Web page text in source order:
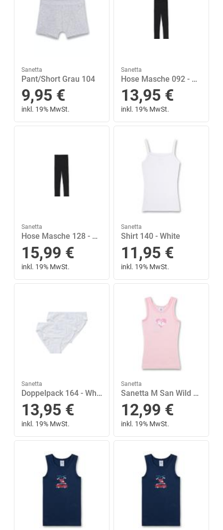
Sanetta
Pant/Short Grau 104
9,95 €
inkl. 19% MwSt.
Sanetta
Hose Masche 092 - Super Black
13,95 €
inkl. 19% MwSt.
Sanetta
Hose Masche 128 - Super Black
15,99 €
inkl. 19% MwSt.
Sanetta
Shirt 140 - White
11,95 €
inkl. 19% MwSt.
Sanetta
Doppelpack 164 - White
13,95 €
inkl. 19% MwSt.
Sanetta
Sanetta M San Wild Horse Shirt scampi 104
12,99 €
inkl. 19% MwSt.